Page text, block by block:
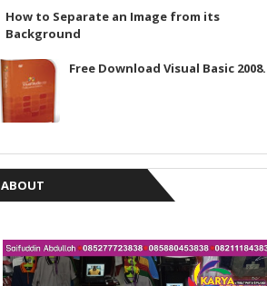
How to Separate an Image from its
Background
Free Download Visual Basic 2008.
ABOUT